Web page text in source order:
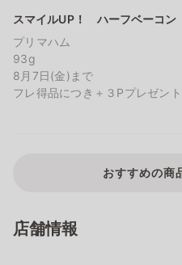
スマイルUP！ ハーフベーコン
プリマハム
93g
8月7日(金)まで
フレ得品につき＋３Pプレゼント
おすすめの商
店舗情報